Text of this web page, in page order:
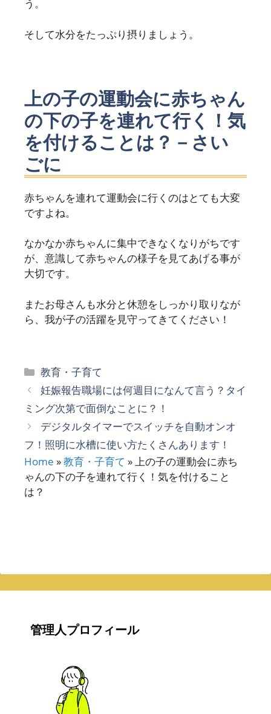
う。
そして水分をたっぷり摂りましょう。
上の子の運動会に赤ちゃん
の下の子を連れて行く！気
を付けることは？－さい
ごに
赤ちゃんを連れて運動会に行くのはとても大変
ですよね。
なかなか赤ちゃんに集中できなくなりがちです
が、意識して赤ちゃんの様子を見てあげる事が
大切です。
またお母さんも水分と休憩をしっかり取りなが
ら、我が子の活躍を見守ってきてください！
カ
テ
ゴ
リ
ー
教育・子育て
妊娠報告職場には何週目になんて言う？タイ
ミング次第で面倒なことに？！
デジタルタイマーでスイッチを自動オンオ
フ！照明に水槽に使い方たくさんあります！
Home »教育・子育て »上の子の運動会に赤ち
ゃんの下の子を連れて行く！気を付けること
は？
管理人プロフィール